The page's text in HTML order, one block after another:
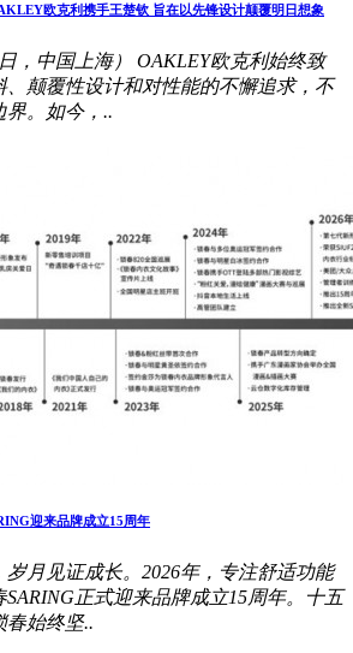
欧克利携手王楚钦 旨在以先锋设计颠覆明日想象
日，中国上海） OAKLEY欧克利始终致
、颠覆性设计和对性能的不懈追求，不
界。如今，..
迎来品牌成立15周年
岁月见证成长。2026年，专注舒适功能
SARING正式迎来品牌成立15周年。十五
春始终坚..